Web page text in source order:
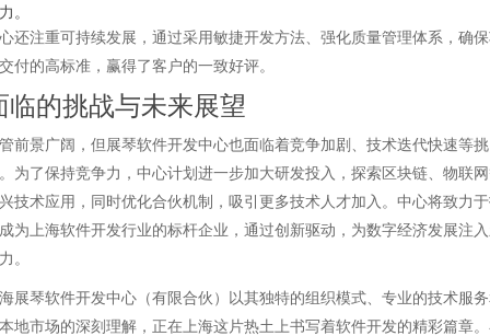
。
还注重可持续发展，通过采用敏捷开发方法、强化质量管理体系，确
付的高标准，赢得了客户的一致好评。
临的挑战与未来展望
前景广阔，但展琴软件开发中心也面临着竞争加剧、技术迭代快速等挑
为了保持竞争力，中心计划进一步加大研发投入，探索区块链、物联
技术应用，同时优化合伙机制，吸引更多技术人才加入。中心将致力
为上海软件开发行业的标杆企业，通过创新驱动，为数字经济发展注
。
展琴软件开发中心（有限合伙）以其独特的组织模式、专业的技术服
地市场的深刻理解，正在上海这片热土上书写着软件开发的精彩篇章